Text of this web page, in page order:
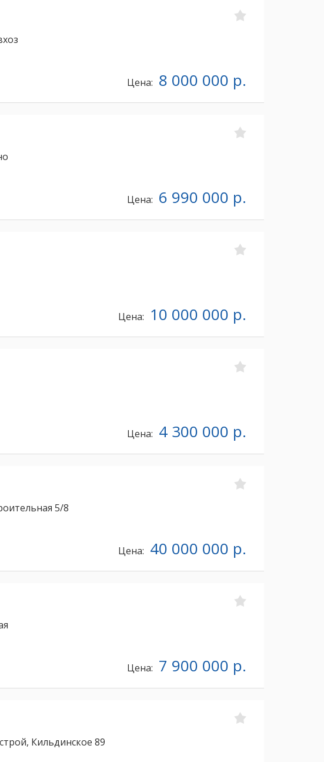
Цена: 8 000 000 р.
Цена: 6 990 000 р.
Цена: 10 000 000 р.
Цена: 4 300 000 р.
5/8
Цена: 40 000 000 р.
Цена: 7 900 000 р.
Кильдинское 89